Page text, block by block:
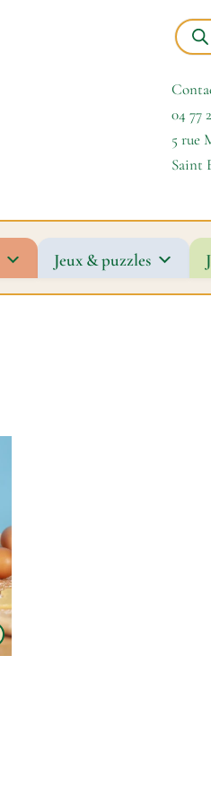
de
04 77
5 rue
Saint
Jeux & puzzles